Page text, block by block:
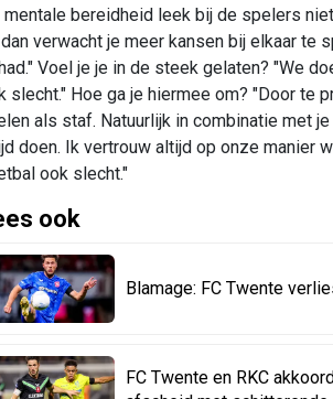
mentale bereidheid leek bij de spelers
verwacht je meer kansen bij elkaar te
Voel je je in de steek gelaten? "We
slecht." Hoe ga je hiermee om? "Door te
als staf. Natuurlijk in combinatie met
doen. Ik vertrouw altijd op onze manier
ook slecht."
ook
Blamage: FC Twente
FC Twente en RKC